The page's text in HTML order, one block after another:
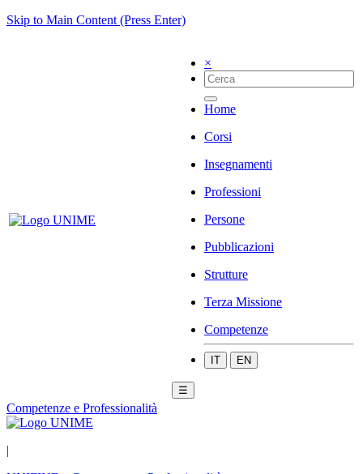
Skip to Main Content (Press Enter)
×
Home
Corsi
Insegnamenti
Professioni
Persone
Pubblicazioni
Strutture
Terza Missione
Competenze
IT EN
☰
Competenze e Professionalità
|